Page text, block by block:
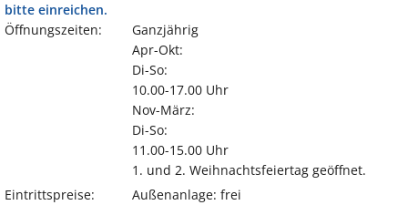
bitte einreichen.
Öffnungszeiten:
Ganzjährig
Apr-Okt:
Di-So:
10.00-17.00 Uhr
Nov-März:
Di-So:
11.00-15.00 Uhr
1. und 2. Weihnachtsfeiertag geöffnet.
Eintrittspreise:
Außenanlage: frei